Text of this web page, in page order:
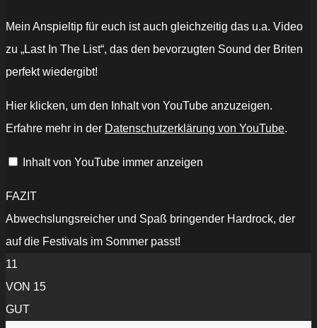
Mein Anspieltip für euch ist auch gleichzeitig das u.a. Video
zu „Last In The List“, das den bevorzugten Sound der Briten
perfekt wiedergibt!
„Massive
Wagons
Last
List
von
anzeigen
Hier klicken, um den Inhalt von YouTube anzuzeigen.
Erfahre mehr in der Datenschutzerklärung von YouTube.
Inhalt von YouTube immer anzeigen
FAZIT
Abwechslungsreicher und Spaß bringender Hardrock, der
auf die Festivals im Sommer passt!
11
VON 15
GUT